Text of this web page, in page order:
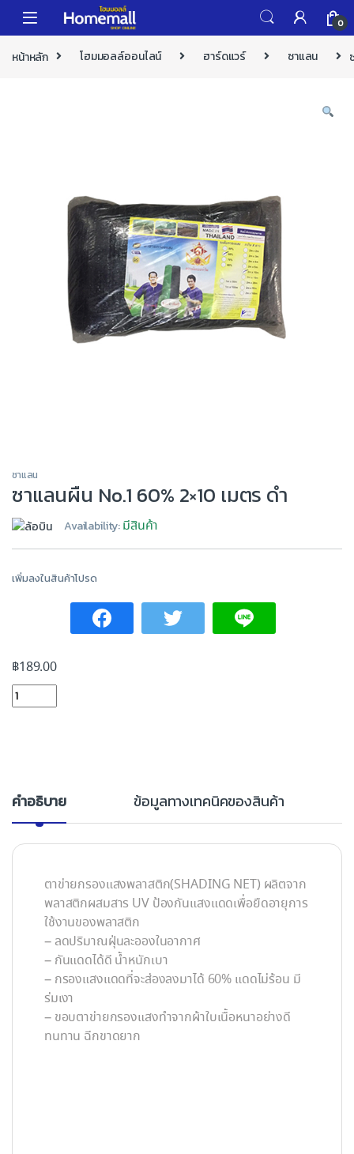
Skip to navigation
Skip to content
0
หน้าหลัก โฮมมอลล์ออนไลน์ ฮาร์ดแวร์ ซาแลน
ซาแลน
ซาแลนผืน No.1 60% 2×10 เมตร ดำ
Availability:มีสินค้า
เพิ่มลงในสินค้าโปรด
฿189.00
ซาแลนผืน No.1 60% 2x10 เมตร ดำ quantity
คำอธิบาย ข้อมูลทางเทคนิคของสินค้า
ตาข่ายกรองแสงพลาสติก(SHADING NET) ผลิตจาก
พลาสติกผสมสาร UV ป้องกันแสงแดดเพื่อยืดอายุการ
ใช้งานของพลาสติก
– ลดปริมาณฝุ่นละอองในอากาศ
– กันแดดได้ดี น้ำหนักเบา
– กรองแสงแดดที่จะส่องลงมาได้ 60% แดดไม่ร้อน มี
ร่มเงา
– ขอบตาข่ายกรองแสงทำจากผ้าใบเนื้อหนาอย่างดี
ทนทาน ฉีกขาดยาก